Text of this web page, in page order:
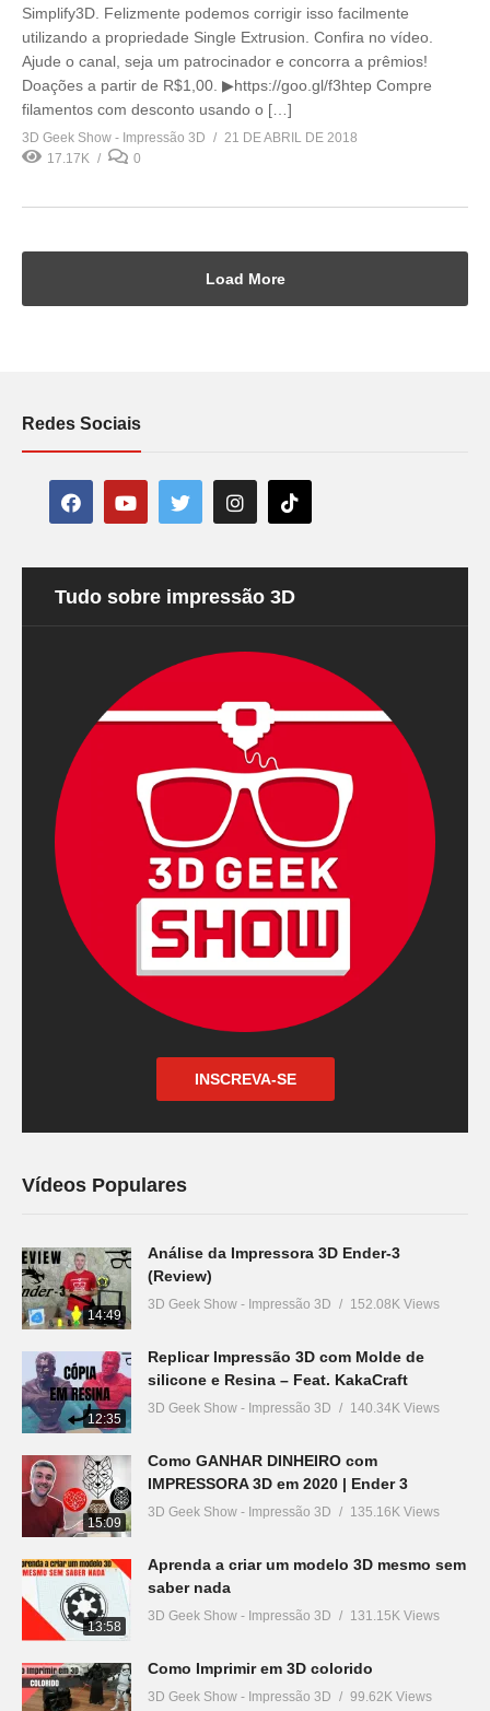
Simplify3D. Felizmente podemos corrigir isso facilmente
utilizando a propriedade Single Extrusion. Confira no vídeo.
Ajude o canal, seja um patrocinador e concorra a prêmios!
Doações a partir de R$1,00. ▶https://goo.gl/f3htep Compre
filamentos com desconto usando o […]
3D Geek Show - Impressão 3D
21 DE ABRIL DE 2018
17.17K
0
Load More
Redes Sociais
Tudo sobre impressão 3D
INSCREVA-SE
Vídeos Populares
14:49
Análise da Impressora 3D Ender-3
(Review)
3D Geek Show - Impressão 3D 152.08K Views
12:35
Replicar Impressão 3D com Molde de
silicone e Resina – Feat. KakaCraft
3D Geek Show - Impressão 3D 140.34K Views
15:09
Como GANHAR DINHEIRO com
IMPRESSORA 3D em 2020 | Ender 3
3D Geek Show - Impressão 3D 135.16K Views
13:58
Aprenda a criar um modelo 3D mesmo sem
saber nada
3D Geek Show - Impressão 3D 131.15K Views
Como Imprimir em 3D colorido
3D Geek Show - Impressão 3D 99.62K Views